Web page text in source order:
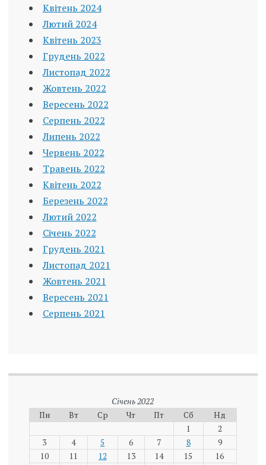
Квітень 2024
Лютий 2024
Квітень 2023
Грудень 2022
Листопад 2022
Жовтень 2022
Вересень 2022
Серпень 2022
Липень 2022
Червень 2022
Травень 2022
Квітень 2022
Березень 2022
Лютий 2022
Січень 2022
Грудень 2021
Листопад 2021
Жовтень 2021
Вересень 2021
Серпень 2021
Січень 2022
Пн
Вт Ср Чт Пт Сб
Нд
1
2
3
4 5 6 7 8
9
10
11 12 13 14 15
16